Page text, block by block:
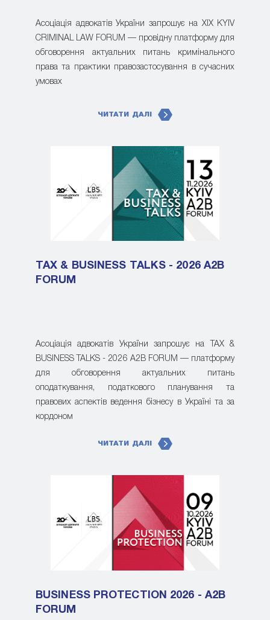
Асоціація адвокатів України запрошує на XIX KYIV
CRIMINAL LAW FORUM — провідну платформу для
обговорення актуальних питань кримінального
права та практики правозастосування в сучасних
умовах
ЧИТАТИ ДАЛІ
TAX & BUSINESS TALKS - 2026 A2B
FORUM
Асоціація адвокатів України запрошує на TAX &
BUSINESS TALKS - 2026 A2B FORUM — платформу
для обговорення актуальних питань
оподаткування, податкового планування та
правових аспектів ведення бізнесу в Україні та за
кордоном
ЧИТАТИ ДАЛІ
BUSINESS PROTECTION 2026 - A2B
FORUM